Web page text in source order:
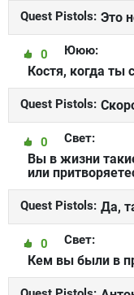
Quest Pistols: Это
Ююю:
0
Костя, когда ты
Quest Pistols:
Свет:
0
Вы в жизни
или
Quest Pistols: Да,
Свет:
0
Кем вы были в